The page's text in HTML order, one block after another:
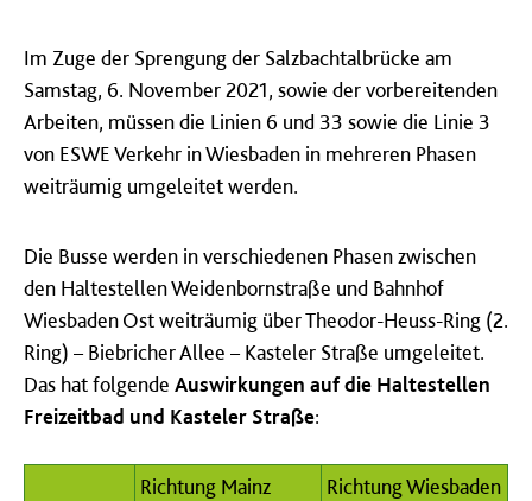
Im Zuge der Sprengung der Salzbachtalbrücke am
Samstag, 6. November 2021, sowie der vorbereitenden
Arbeiten, müssen die Linien 6 und 33 sowie die Linie 3
von ESWE Verkehr in Wiesbaden in mehreren Phasen
weiträumig umgeleitet werden.
Die Busse werden in verschiedenen Phasen zwischen
den Haltestellen Weidenbornstraße und Bahnhof
Wiesbaden Ost weiträumig über Theodor-Heuss-Ring (2.
Ring) – Biebricher Allee – Kasteler Straße umgeleitet.
Das hat folgende Auswirkungen auf die Haltestellen
Freizeitbad und Kasteler Straße:
Richtung Mainz
Richtung Wiesbaden